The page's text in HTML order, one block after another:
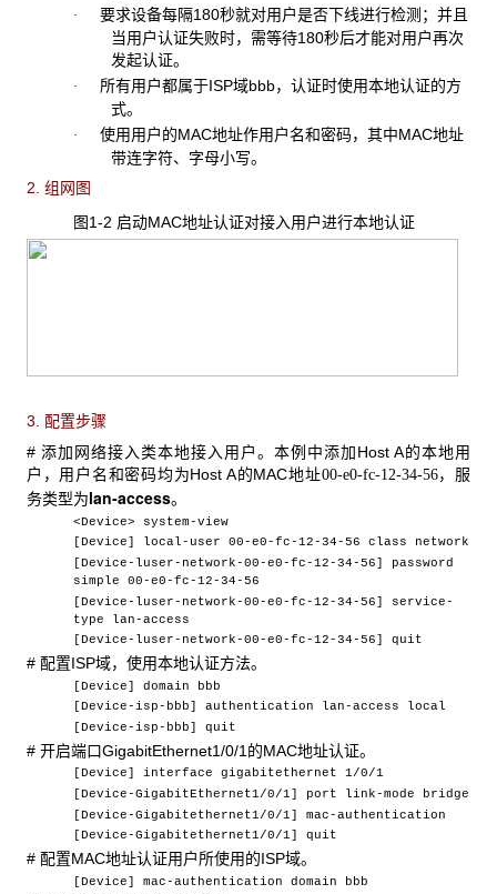
· 要求设备每隔180秒就对用户是否下线进行检测；并且
当用户认证失败时，需等待180秒后才能对用户再次
发起认证。
· 所有用户都属于ISP域bbb，认证时使用本地认证的方
式。
· 使用用户的MAC地址作用户名和密码，其中MAC地址
带连字符、字母小写。
2. 组网图
图1-2 启动MAC地址认证对接入用户进行本地认证
3. 配置步骤
# 添加网络接入类本地接入用户。本例中添加Host A的本地用
户，用户名和密码均为Host A的MAC地址00-e0-fc-12-34-56，服
务类型为lan-access。
<Device> system-view
[Device] local-user 00-e0-fc-12-34-56 class network
[Device-luser-network-00-e0-fc-12-34-56] password
simple 00-e0-fc-12-34-56
[Device-luser-network-00-e0-fc-12-34-56] service-
type lan-access
[Device-luser-network-00-e0-fc-12-34-56] quit
# 配置ISP域，使用本地认证方法。
[Device] domain bbb
[Device-isp-bbb] authentication lan-access local
[Device-isp-bbb] quit
# 开启端口GigabitEthernet1/0/1的MAC地址认证。
[Device] interface gigabitethernet 1/0/1
[Device-GigabitEthernet1/0/1] port link-mode bridge
[Device-Gigabitethernet1/0/1] mac-authentication
[Device-Gigabitethernet1/0/1] quit
# 配置MAC地址认证用户所使用的ISP域。
[Device] mac-authentication domain bbb